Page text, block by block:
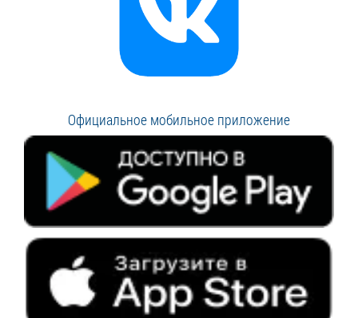
Официальное мобильное приложение